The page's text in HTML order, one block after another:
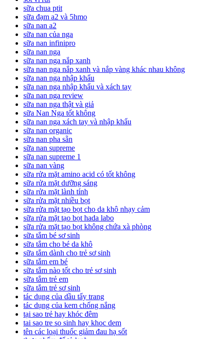
sữa chua ptit
sữa đạm a2 và 5hmo
sữa nan a2
sữa nan của nga
sữa nan infinipro
sữa nan nga
sữa nan nga nắp xanh
sữa nan nga nắp xanh và nắp vàng khác nhau không
sữa nan nga nhập khẩu
sữa nan nga nhập khẩu và xách tay
sữa nan nga review
sữa nan nga thật và giả
sữa Nan Nga tốt không
sữa nan nga xách tay và nhập khẩu
sữa nan organic
sữa nan pha sẵn
sữa nan supreme
sữa nan supreme 1
sữa nan vàng
sữa rửa mặt amino acid có tốt không
sữa rửa mặt dưỡng sáng
sữa rửa mặt lành tính
sữa rửa mặt nhiều bọt
sữa rửa mặt tạo bọt cho da khô nhạy cảm
sữa rửa mặt tạo bọt hada labo
sữa rửa mặt tạo bọt không chứa xà phòng
sữa tắm bé sơ sinh
sữa tắm cho bé da khô
sữa tắm dành cho trẻ sơ sinh
sữa tắm em bé
sữa tắm nào tốt cho trẻ sơ sinh
sữa tắm trẻ em
sữa tắm trẻ sơ sinh
tác dụng của dầu tẩy trang
tác dụng của kem chống nắng
tại sao trẻ hay khóc đêm
tai sao tre so sinh hay khoc dem
tên các loại thuốc giảm đau hạ sốt